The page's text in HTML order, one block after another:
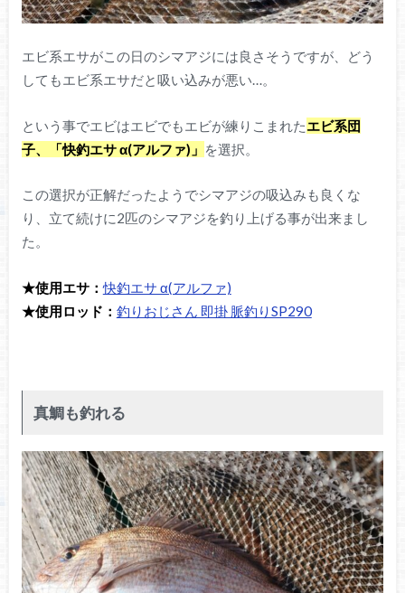
エビ系エサがこの日のシマアジには良さそうですが、どう
してもエビ系エサだと吸い込みが悪い…。
という事でエビはエビでもエビが練りこまれたエビ系団
子、「快釣エサ α(アルファ)」 を選択。
この選択が正解だったようでシマアジの吸込みも良くな
り、立て続けに2匹のシマアジを釣り上げる事が出来まし
た。
★使用エサ：快釣エサ α(アルファ)
★使用ロッド： 釣りおじさん 即掛 脈釣りSP290
真鯛も釣れる